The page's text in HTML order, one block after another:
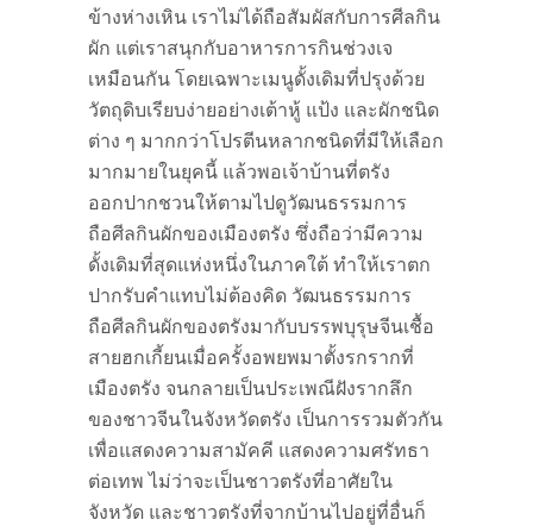
ข้างห่างเหิน เราไม่ได้ถือสัมผัสกับการศีลกิน
ผัก แต่เราสนุกกับอาหารการกินช่วงเจ
เหมือนกัน โดยเฉพาะเมนูดั้งเดิมที่ปรุงด้วย
วัตถุดิบเรียบง่ายอย่างเต้าหู้ แป้ง และผักชนิด
ต่าง ๆ มากกว่าโปรตีนหลากชนิดที่มีให้เลือก
มากมายในยุคนี้ แล้วพอเจ้าบ้านที่ตรัง
ออกปากชวนให้ตามไปดูวัฒนธรรมการ
ถือศีลกินผักของเมืองตรัง ซึ่งถือว่ามีความ
ดั้งเดิมที่สุดแห่งหนึ่งในภาคใต้ ทำให้เราตก
ปากรับคำแทบไม่ต้องคิด วัฒนธรรมการ
ถือศีลกินผักของตรังมากับบรรพบุรุษจีนเชื้อ
สายฮกเกี้ยนเมื่อครั้งอพยพมาตั้งรกรากที่
เมืองตรัง จนกลายเป็นประเพณีฝังรากลึก
ของชาวจีนในจังหวัดตรัง เป็นการรวมตัวกัน
เพื่อแสดงความสามัคคี แสดงความศรัทธา
ต่อเทพ ไม่ว่าจะเป็นชาวตรังที่อาศัยใน
จังหวัด และชาวตรังที่จากบ้านไปอยู่ที่อื่นก็